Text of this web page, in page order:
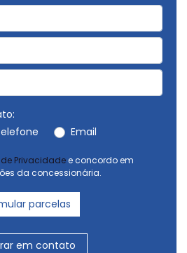
Email
Privacidadee concordo em
da concessionária.
parcelas
em contato